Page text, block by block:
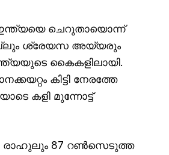
ഇന്ത്യയെ ചെറുതായൊന്ന്
ഗില്ലും ശ്രേയസ അയ്യരും
കൈകളിലായി.
കിട്ടി നേരത്തേ
കളി മുന്നോട്ട്
രാഹുലും 87 റൺസെടുത്ത